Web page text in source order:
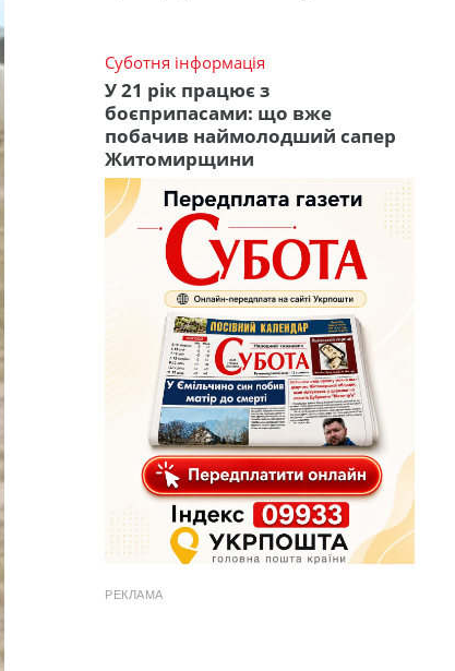
Суботня інформація
У 21 рік працює з
боєприпасами: що вже
побачив наймолодший сапер
Житомирщини
РЕКЛАМА